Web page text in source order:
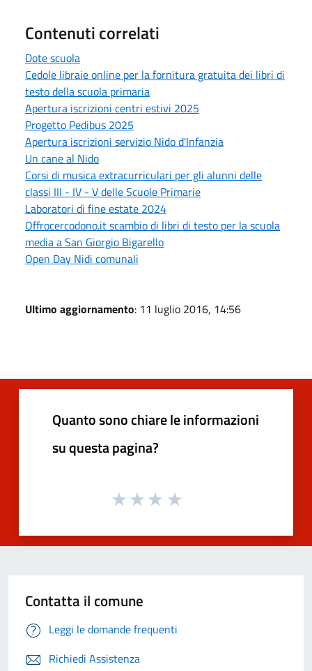
Contenuti correlati
Dote scuola
Cedole libraie online per la fornitura gratuita dei libri di
testo della scuola primaria
Apertura iscrizioni centri estivi 2025
Progetto Pedibus 2025
Apertura iscrizioni servizio Nido d'Infanzia
Un cane al Nido
Corsi di musica extracurriculari per gli alunni delle
classi III - IV - V delle Scuole Primarie
Laboratori di fine estate 2024
Offrocercodono.it scambio di libri di testo per la scuola
media a San Giorgio Bigarello
Open Day Nidi comunali
Ultimo aggiornamento: 11 luglio 2016, 14:56
Quanto sono chiare le informazioni
su questa pagina?
Contatta il comune
Leggi le domande frequenti
Richiedi Assistenza